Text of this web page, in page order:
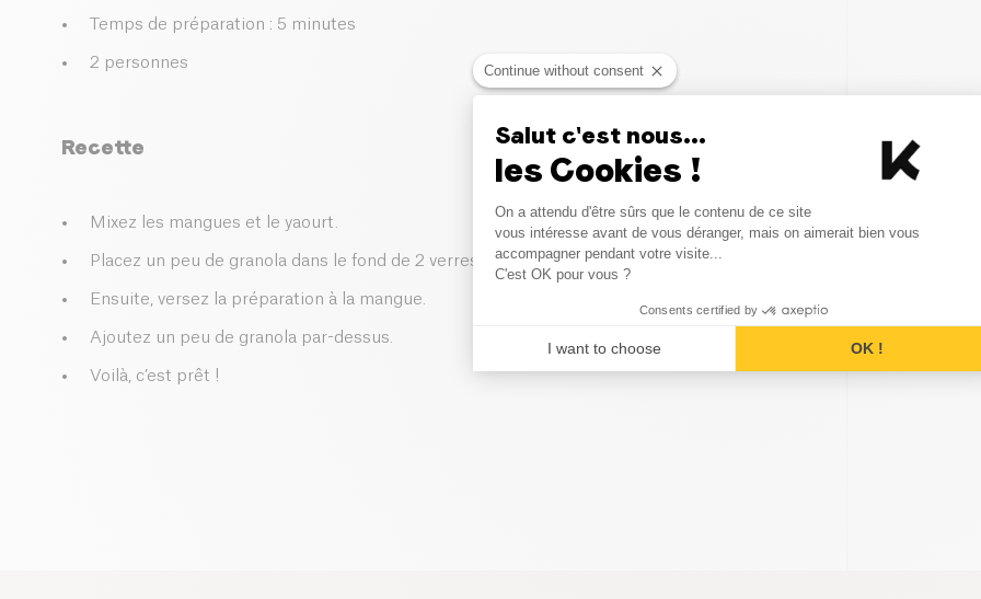
Temps de préparation : 5 minutes
2 personnes
Recette
Mixez les mangues et le yaourt.
Placez un peu de granola dans le fond de 2 verres.
Ensuite, versez la préparation à la mangue.
Ajoutez un peu de granola par-dessus.
Voilà, c’est prêt !
Continue without consent
Salut c'est nous...
les Cookies !
Consent Management
On a attendu d'être sûrs que le contenu de ce site
vous intéresse avant de vous déranger, mais on aimerait bien vous
accompagner pendant votre visite...
C'est OK pour vous ?
Consents certified by
I want to choose OK !
Axeptio consent